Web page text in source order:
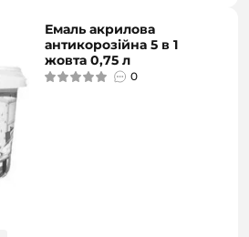
Емаль акрилова
антикорозійна 5 в 1
жовта 0,75 л
0